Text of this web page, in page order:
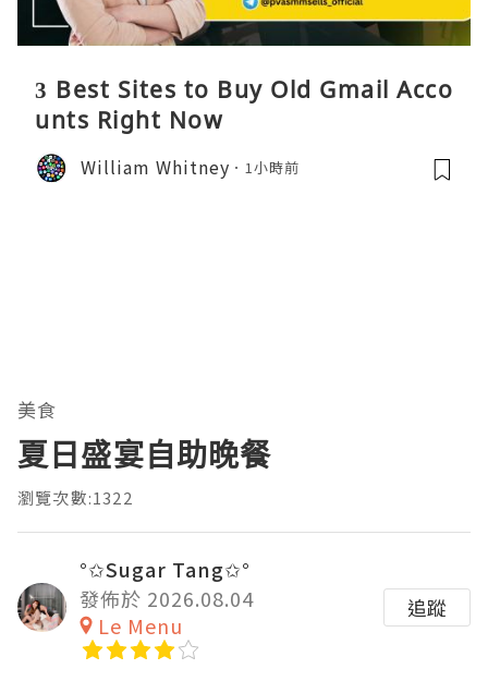
3 Best Sites to Buy Old Gmail Acco
unts Right Now
William Whitney 1小時前
美食
夏日盛宴自助晚餐
瀏覽次數:1322
°✩Sugar Tang✩°
發佈於 2026.08.04
Le Menu
追蹤